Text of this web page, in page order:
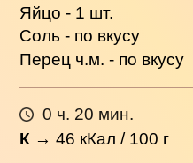
Яйцо - 1 шт.
Соль - по вкусу
Перец ч.м. - по вкусу
0 ч. 20 мин.
К →46 кКал / 100 г